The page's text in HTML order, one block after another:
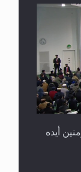
ليس
أيده